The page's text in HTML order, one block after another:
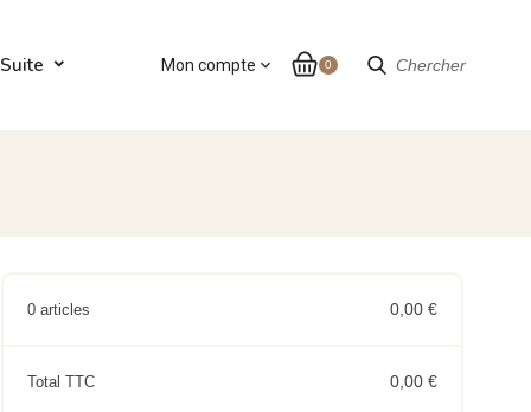
Chercher
Suite 0
Mon compte expand_more
0 articles 0,00 €
Total TTC 0,00 €